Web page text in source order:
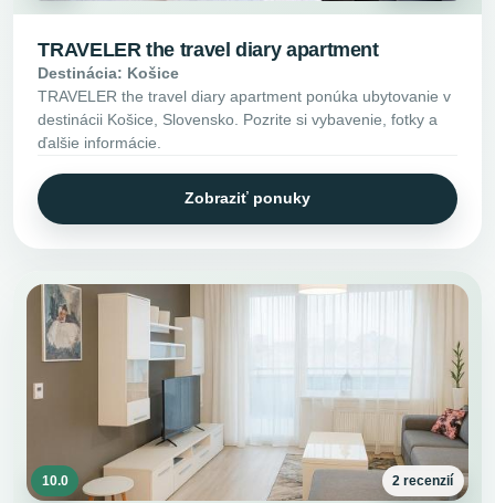
TRAVELER the travel diary apartment
Destinácia: Košice
TRAVELER the travel diary apartment ponúka ubytovanie v
destinácii Košice, Slovensko. Pozrite si vybavenie, fotky a
ďalšie informácie.
Zobraziť ponuky
10.0 2 recenzií